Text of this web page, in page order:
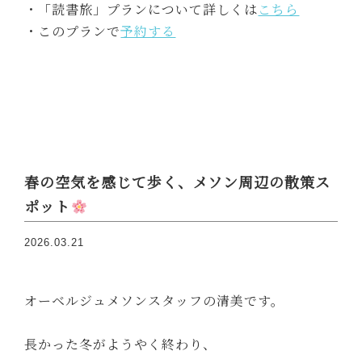
・「読書旅」プランについて詳しくはこちら
・このプランで予約する
春の空気を感じて歩く、メソン周辺の散策ス
ポット
2026.03.21
オーベルジュメソンスタッフの清美です。
長かった冬がようやく終わり、